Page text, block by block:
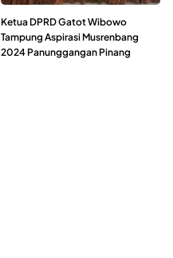
Ketua DPRD Gatot Wibowo
Tampung Aspirasi Musrenbang
2024 Panunggangan Pinang